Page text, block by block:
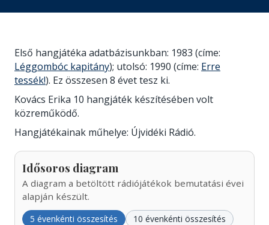
Első hangjátéka adatbázisunkban: 1983 (címe:
Léggombóc kapitány); utolsó: 1990 (címe: Erre
tessék!). Ez összesen 8 évet tesz ki.
Kovács Erika 10 hangjáték készítésében volt
közreműködő.
Hangjátékainak műhelye: Újvidéki Rádió.
Idősoros diagram
A diagram a betöltött rádiójátékok bemutatási évei
alapján készült.
5 évenkénti összesítés 10 évenkénti összesítés